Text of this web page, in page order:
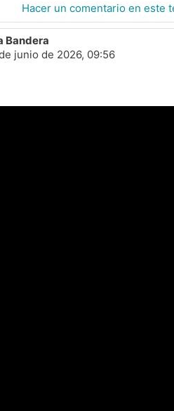
Hacer un comentario en este
Bandera
junio de 2026, 09:56